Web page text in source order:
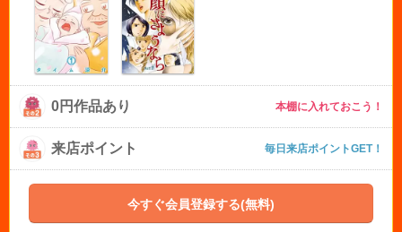
0円作品あり 本棚に入れておこう！
来店ポイント 毎日来店ポイントGET！
今すぐ会員登録する(無料)